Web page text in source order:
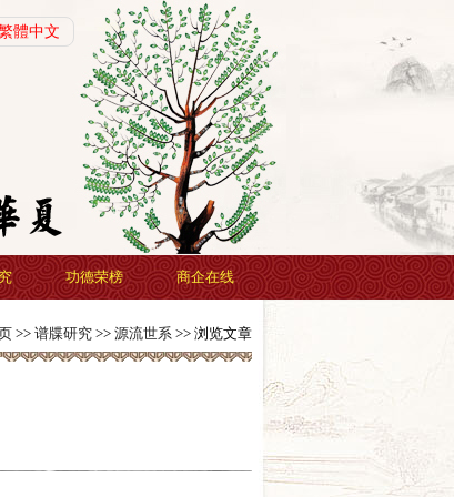
體中文
功德荣榜 商企在线
>> 谱牒研究>> 源流世系>> 浏览文章